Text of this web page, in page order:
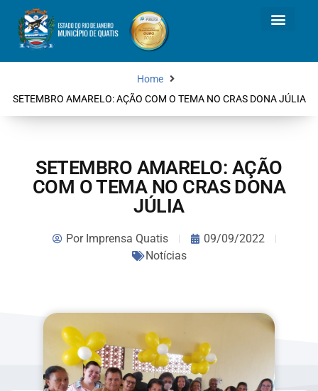
Home
SETEMBRO AMARELO: AÇÃO COM O TEMA NO CRAS DONA JÚLIA
SETEMBRO AMARELO: AÇÃO
COM O TEMA NO CRAS DONA
JÚLIA
PorImprensa Quatis
09/09/2022
Notícias